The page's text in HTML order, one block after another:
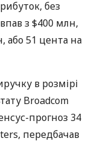
без
з $400 млн,
або 51 цента на
в розмірі
Broadcom
прогноз 34
передбачав